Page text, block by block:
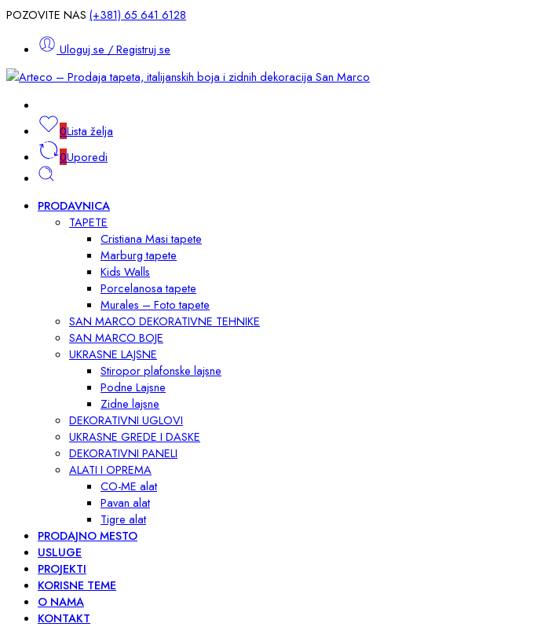
POZOVITE NAS (+381) 65 641 6128
Uloguj se / Registruj se
0Lista želja
0Uporedi
PRODAVNICA
TAPETE
Cristiana Masi tapete
Marburg tapete
Kids Walls
Porcelanosa tapete
Murales – Foto tapete
SAN MARCO DEKORATIVNE TEHNIKE
SAN MARCO BOJE
UKRASNE LAJSNE
Stiropor plafonske lajsne
Podne Lajsne
Zidne lajsne
DEKORATIVNI UGLOVI
UKRASNE GREDE I DASKE
DEKORATIVNI PANELI
ALATI I OPREMA
CO-ME alat
Pavan alat
Tigre alat
PRODAJNO MESTO
USLUGE
PROJEKTI
KORISNE TEME
O NAMA
KONTAKT